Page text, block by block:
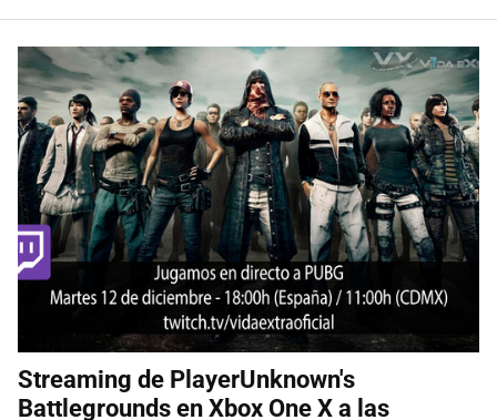
Streaming de PlayerUnknown's
Battlegrounds en Xbox One X a las